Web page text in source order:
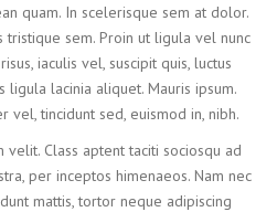
quam. In scelerisque sem at dolor.
tristique sem. Proin ut ligula vel nunc
iaculis vel, suscipit quis, luctus
ligula lacinia aliquet. Mauris ipsum.
vel, tincidunt sed, euismod in, nibh.
Class aptent taciti sociosqu ad
per inceptos himenaeos. Nam nec
mattis, tortor neque adipiscing